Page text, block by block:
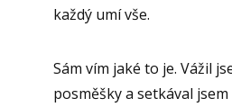
každý umí vše.
Sám vím jaké to je. Vážil
posměšky a setkával